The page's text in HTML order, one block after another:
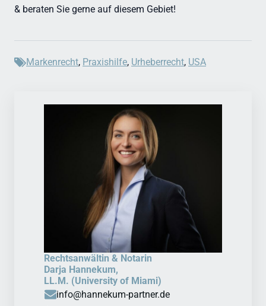
& beraten Sie gerne auf diesem Gebiet!
Markenrecht, Praxishilfe, Urheberrecht, USA
Rechtsanwältin & Notarin
Darja Hannekum,
LL.M. (University of Miami)
info@hannekum-partner.de